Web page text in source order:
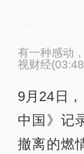
有一种感动
视财经
9月24日
中国》记
撤离的燃